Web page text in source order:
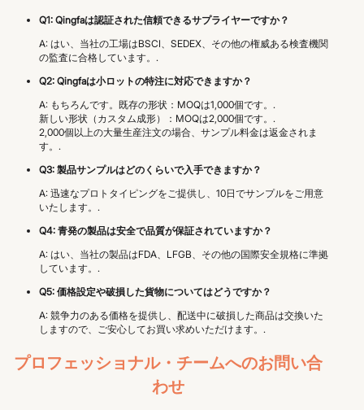
Q1: Qingfaは認証された信頼できるサプライヤーですか？
A: はい、当社の工場はBSCI、SEDEX、その他の権威ある検査機関
の監査に合格しています。.
Q2: Qingfaは小ロットの特注に対応できますか？
A: もちろんです。既存の形状：MOQは1,000個です。.
新しい形状（カスタム成形）：MOQは2,000個です。.
2,000個以上の大量生産注文の場合、サンプル料金は返金されま
す。.
Q3: 製品サンプルはどのくらいで入手できますか？
A: 迅速なプロトタイピングをご提供し、10日でサンプルをご用意
いたします。.
Q4: 青発の製品は安全で品質が保証されていますか？
A: はい、当社の製品はFDA、LFGB、その他の国際安全規格に準拠
しています。.
Q5: 価格設定や破損した貨物についてはどうですか？
A: 競争力のある価格を提供し、配送中に破損した商品は交換いた
しますので、ご安心してお買い求めいただけます。.
プロフェッショナル・チームへのお問い合
わせ